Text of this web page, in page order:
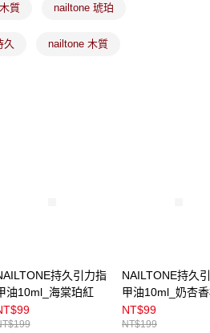
分期的期數、繳款截止日，確認付款後即完
確認交易或遇審核未通過，訂單將自動取
下連結：https://oppay.tw/userRule
上)免運費
以上)免運費
上)免運費
質 nailtone 琥珀
久 nailtone 木質
持久引力指
油10ml_海棠珀紅
NAILTONE持久
甲油10ml_奶杏
NT$99
NT$199